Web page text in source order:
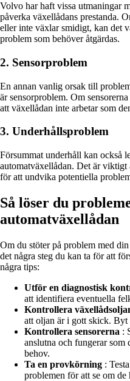
Volvo har haft vissa utmaningar
påverka växellådans prestanda.
eller inte växlar smidigt, kan det
problem som behöver åtgärdas.
2. Sensorproblem
En annan vanlig orsak till
är sensorproblem. Om
att växellådan inte arbetar som
3. Underhållsproblem
Försummat underhåll kan också
automatväxellådan. Det är
för att undvika potentiella
Så löser du
automatväxellådan
Om du stöter på problem med
det några steg du kan ta för att
några tips:
Utför en diagnostisk
att identifiera eventuella
Kontrollera
att oljan är i gott skick. Byt
Kontrollera sensorerna :
anslutna och fungerar som
behov.
Ta en provkörning :
problemen för att se om de